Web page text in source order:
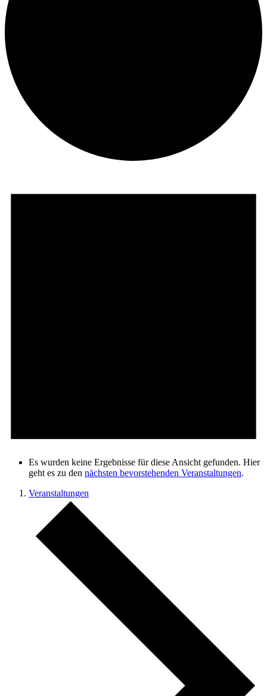
Es wurden keine Ergebnisse für diese Ansicht gefunden. Hier
geht es zu den nächsten bevorstehenden Veranstaltungen.
Veranstaltungen